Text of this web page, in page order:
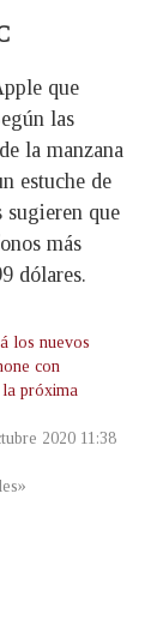
que
las
la manzana
estuche de
sugieren que
más
dólares.
los nuevos
con
próxima
2020 11:38